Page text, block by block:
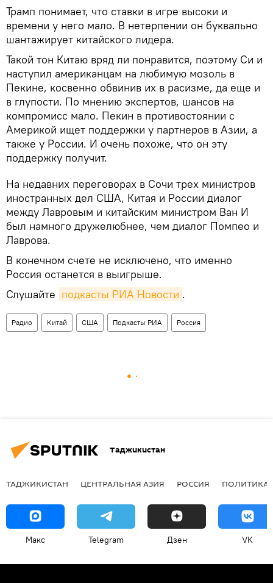
Трамп понимает, что ставки в игре высоки и
времени у него мало. В нетерпении он буквально
шантажирует китайского лидера.
Такой тон Китаю вряд ли понравится, поэтому Си и
наступил американцам на любимую мозоль в
Пекине, косвенно обвинив их в расизме, да еще и
в глупости. По мнению экспертов, шансов на
компромисс мало. Пекин в противостоянии с
Америкой ищет поддержки у партнеров в Азии, а
также у России. И очень похоже, что он эту
поддержку получит.
На недавних переговорах в Сочи трех министров
иностранных дел США, Китая и России диалог
между Лавровым и китайским министром Ван И
был намного дружелюбнее, чем диалог Помпео и
Лаврова.
В конечном счете не исключено, что именно
Россия останется в выигрыше.
Слушайте подкасты РИА Новости .
Радио Китай США Подкасты РИА Россия
Таджикистан
ТАДЖИКИСТАН ЦЕНТРАЛЬНАЯ АЗИЯ РОССИЯ ПОЛИТИКА
Макс Telegram Дзен VK